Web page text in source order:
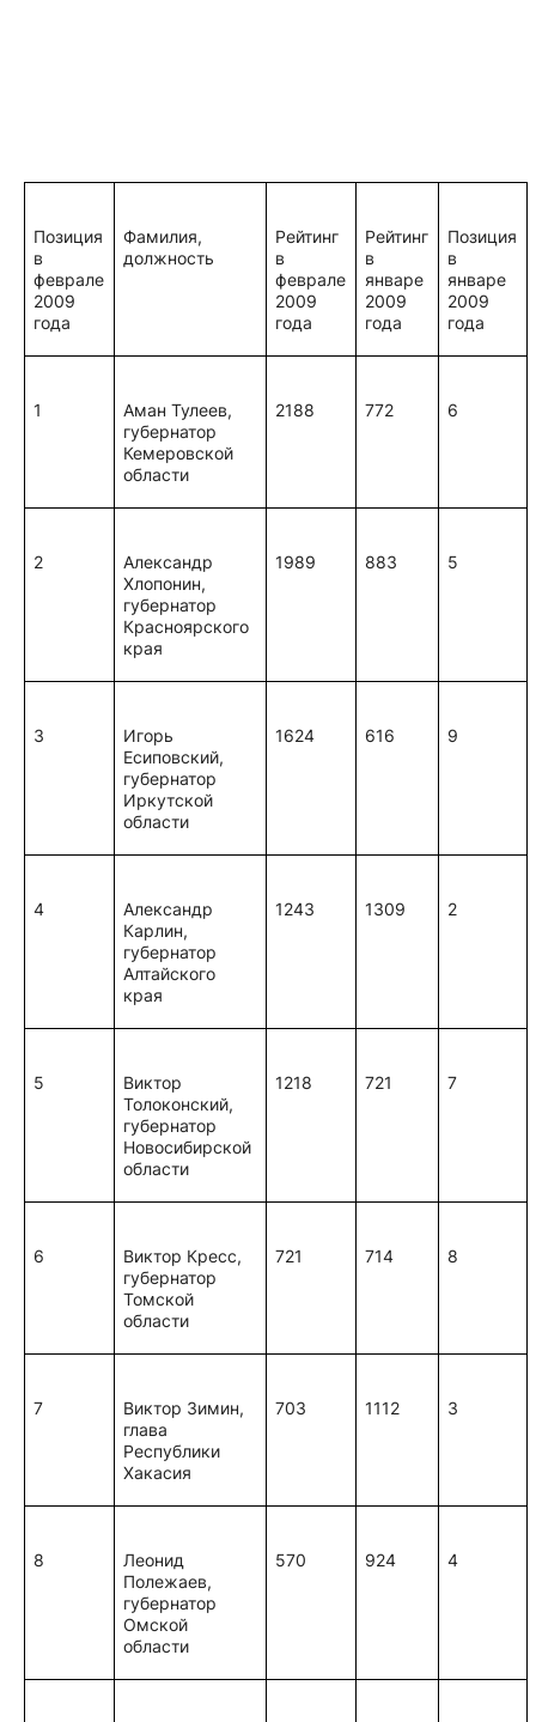
Позиция
в
феврале
2009
года
Фамилия,
должность
Рейтинг
в
феврале
2009
года
Рейтинг
в
январе
2009
года
Позиция
в
январе
2009
года
1
Аман Тулеев,
губернатор
Кемеровской
области
2188 772 6
2
Александр
Хлопонин,
губернатор
Красноярского
края
1989 883 5
3
Игорь
Есиповский,
губернатор
Иркутской
области
1624 616 9
4
Александр
Карлин,
губернатор
Алтайского
края
1243 1309 2
5
Виктор
Толоконский,
губернатор
Новосибирской
области
1218 721 7
6
Виктор Кресс,
губернатор
Томской
области
721 714 8
7
Виктор Зимин,
глава
Республики
Хакасия
703 1112 3
8
Леонид
Полежаев,
губернатор
Омской
области
570 924 4